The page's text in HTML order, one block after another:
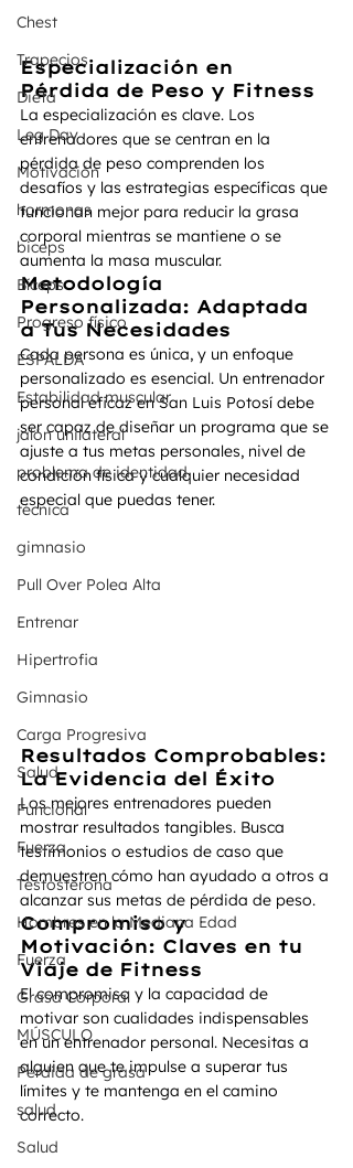
Chest
Trapecios
Dieta
Leg Day
Motivación
hormonas
biceps
Bíceps
Progreso físico
ESPALDA
Estabilidad muscular
jalón unilateral
problema de identidad
técnica
gimnasio
Pull Over Polea Alta
Entrenar
Hipertrofia
Gimnasio
Carga Progresiva
Salud
Funcional
Fuerza
Testosterona
Hombres en la Mediana Edad
Fuerza
Grasa Corporal
MÚSCULO
Perdida de grasa
salud
Salud
Especialización en
Pérdida de Peso y Fitness
La especialización es clave. Los
entrenadores que se centran en la
pérdida de peso comprenden los
desafíos y las estrategias específicas que
funcionan mejor para reducir la grasa
corporal mientras se mantiene o se
aumenta la masa muscular.
Metodología
Personalizada: Adaptada
a Tus Necesidades
Cada persona es única, y un enfoque
personalizado es esencial. Un entrenador
personal eficaz en San Luis Potosí debe
ser capaz de diseñar un programa que se
ajuste a tus metas personales, nivel de
condición física y cualquier necesidad
especial que puedas tener.
Resultados Comprobables:
La Evidencia del Éxito
Los mejores entrenadores pueden
mostrar resultados tangibles. Busca
testimonios o estudios de caso que
demuestren cómo han ayudado a otros a
alcanzar sus metas de pérdida de peso.
Compromiso y
Motivación: Claves en tu
Viaje de Fitness
El compromiso y la capacidad de
motivar son cualidades indispensables
en un entrenador personal. Necesitas a
alguien que te impulse a superar tus
límites y te mantenga en el camino
correcto.